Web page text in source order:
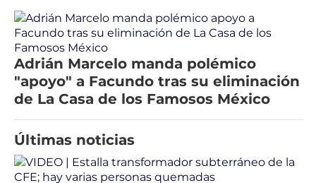
Adrián Marcelo manda polémico
"apoyo" a Facundo tras su eliminación
de La Casa de los Famosos México
Últimas noticias